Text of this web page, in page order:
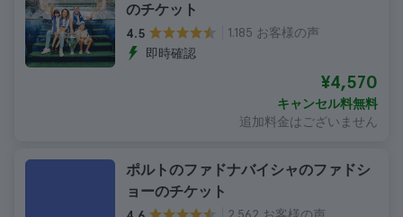
のチケット
4.5
1.185 お客様の声
即時確認
¥4,570
キャンセル料無料
追加料金はございません
ポルトのファドナバイシャのファドシ
ョーのチケット